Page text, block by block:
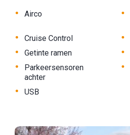
• Airco •
• Cruise Control •
• Getinte ramen •
•
Parkeersensoren
achter
•
• USB